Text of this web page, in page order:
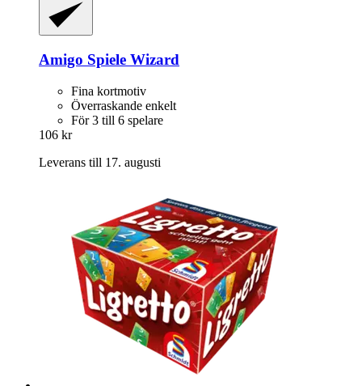
Amigo Spiele Wizard
Fina kortmotiv
Överraskande enkelt
För 3 till 6 spelare
106 kr
Leverans till 17. augusti